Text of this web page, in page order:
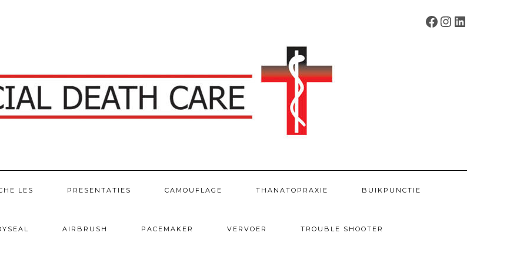
FACEBOOK
INSTAGRAM
LINKEDIN
LES PRESENTATIES CAMOUFLAGE THANATOPRAXIE BUIKPUNCTIE
AIRBRUSH PACEMAKER VERVOER TROUBLE SHOOTER